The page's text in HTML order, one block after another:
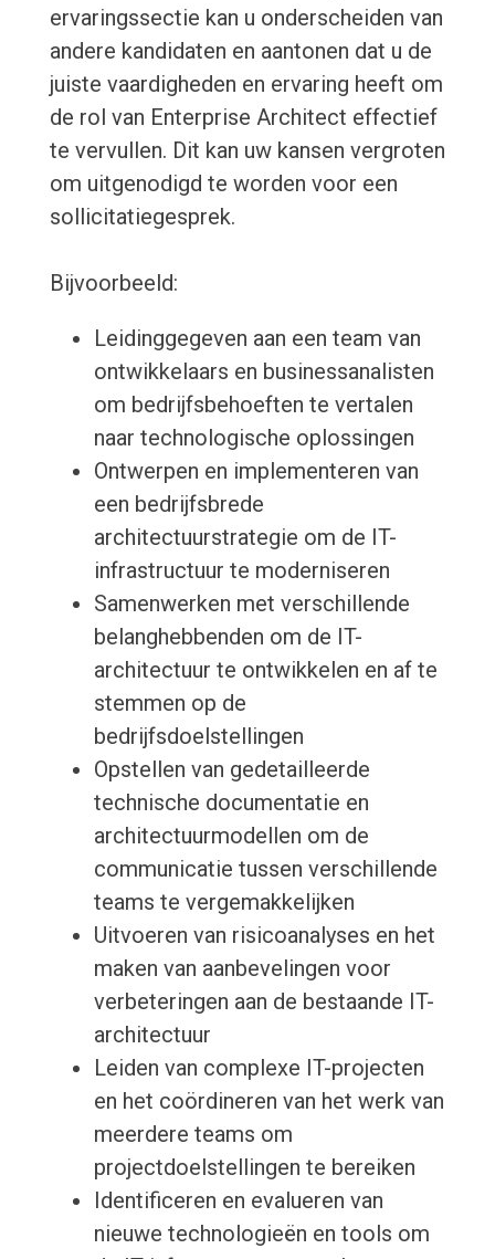
ervaringssectie kan u onderscheiden van
andere kandidaten en aantonen dat u de
juiste vaardigheden en ervaring heeft om
de rol van Enterprise Architect effectief
te vervullen. Dit kan uw kansen vergroten
om uitgenodigd te worden voor een
sollicitatiegesprek.
Bijvoorbeeld:
Leidinggegeven aan een team van
ontwikkelaars en businessanalisten
om bedrijfsbehoeften te vertalen
naar technologische oplossingen
Ontwerpen en implementeren van
een bedrijfsbrede
architectuurstrategie om de IT-
infrastructuur te moderniseren
Samenwerken met verschillende
belanghebbenden om de IT-
architectuur te ontwikkelen en af te
stemmen op de
bedrijfsdoelstellingen
Opstellen van gedetailleerde
technische documentatie en
architectuurmodellen om de
communicatie tussen verschillende
teams te vergemakkelijken
Uitvoeren van risicoanalyses en het
maken van aanbevelingen voor
verbeteringen aan de bestaande IT-
architectuur
Leiden van complexe IT-projecten
en het coördineren van het werk van
meerdere teams om
projectdoelstellingen te bereiken
Identificeren en evalueren van
nieuwe technologieën en tools om